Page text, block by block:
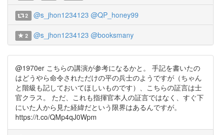
2 @s_jhon1234123 @QP_honey99
2 @s_jhon1234123 @booksmany
@1970er こちらの講演が参考になるかと。 手記を書いたの
はどうやら命令されただけの平の兵士のようですが（ちゃん
と階級も記しておいてほしいものです）、こちらの証言は士
官クラス。 ただ、これも指揮官本人の証言ではなく、すぐ下
にいた人から見た経緯だという限界はあるんですが。
https://t.co/QMp4qJ0Wpm